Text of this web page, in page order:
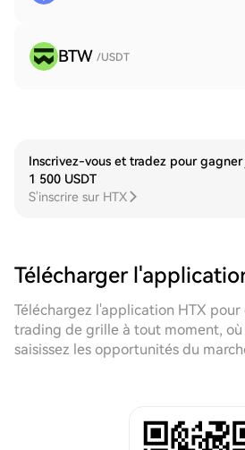
BTW /USDT
Inscrivez-vous et tradez pour gagner
1 500 USDT
S'inscrire sur HTX
Télécharger
Téléchargez l'application HTX
trading de grille à tout moment, où
saisissez les opportunités du